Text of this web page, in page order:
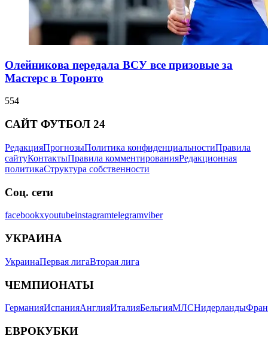
Олейникова передала ВСУ все призовые за
Мастерс в Торонто
554
САЙТ ФУТБОЛ 24
РедакцияПрогнозыПолитика конфиденциальностиПравила
сайтуКонтактыПравила комментированияРедакционная
политикаСтруктура собственности
Соц. сети
facebookxyoutubeinstagramtelegramviber
УКРАИНА
УкраинаПервая лигаВторая лига
ЧЕМПИОНАТЫ
ГерманияИспанияАнглияИталияБельгияМЛСНидерланды
ЕВРОКУБКИ